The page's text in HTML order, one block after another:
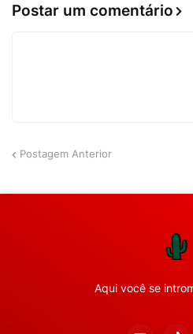
Postar um comentário
Postagem Anterior
Aqui você se